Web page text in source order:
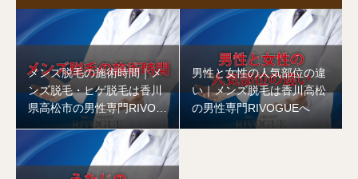
メンズ脱毛の施術時間｜メ
ンズ脱毛・ヒゲ脱毛は香川
県高松市の男性専門RIVOG
UEへ
男性と女性の人気部位の違
い｜メンズ脱毛は香川高松
の男性専門RIVOGUEへ